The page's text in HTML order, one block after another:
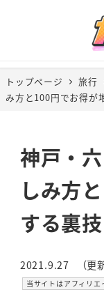
トップページ 旅行
み方と100円でお得が
神戸・
しみ方
する裏技
投稿日
2021.9.27
更新
（
カテゴリー
当サイトはアフィリ